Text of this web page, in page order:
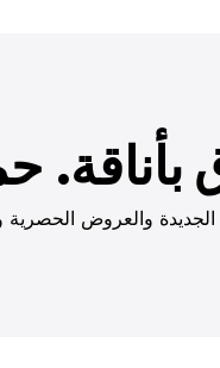
والعروض الحصرية